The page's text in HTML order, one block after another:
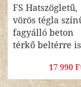
FS Hatszögletű,
vörös tégla
fagyálló beton
térkő beltérre is
17 990